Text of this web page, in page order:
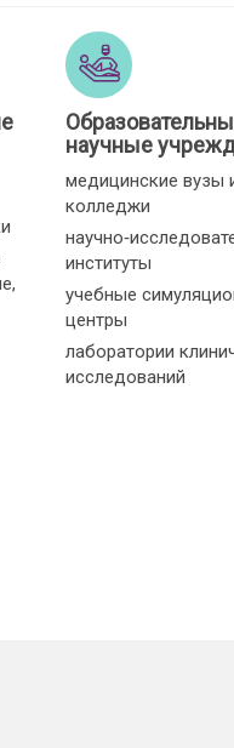
научные
медицинские вузы
колледжи
институты
учебные
центры
лаборатории
исследований